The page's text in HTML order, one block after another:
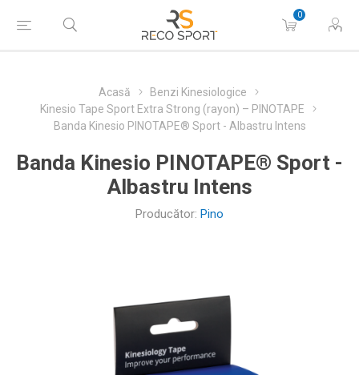
0
Acasă
Benzi Kinesiologice
Kinesio Tape Sport Extra Strong (rayon) – PINOTAPE
Banda Kinesio PINOTAPE® Sport - Albastru Intens
Banda Kinesio PINOTAPE® Sport -
Albastru Intens
Producător: Pino